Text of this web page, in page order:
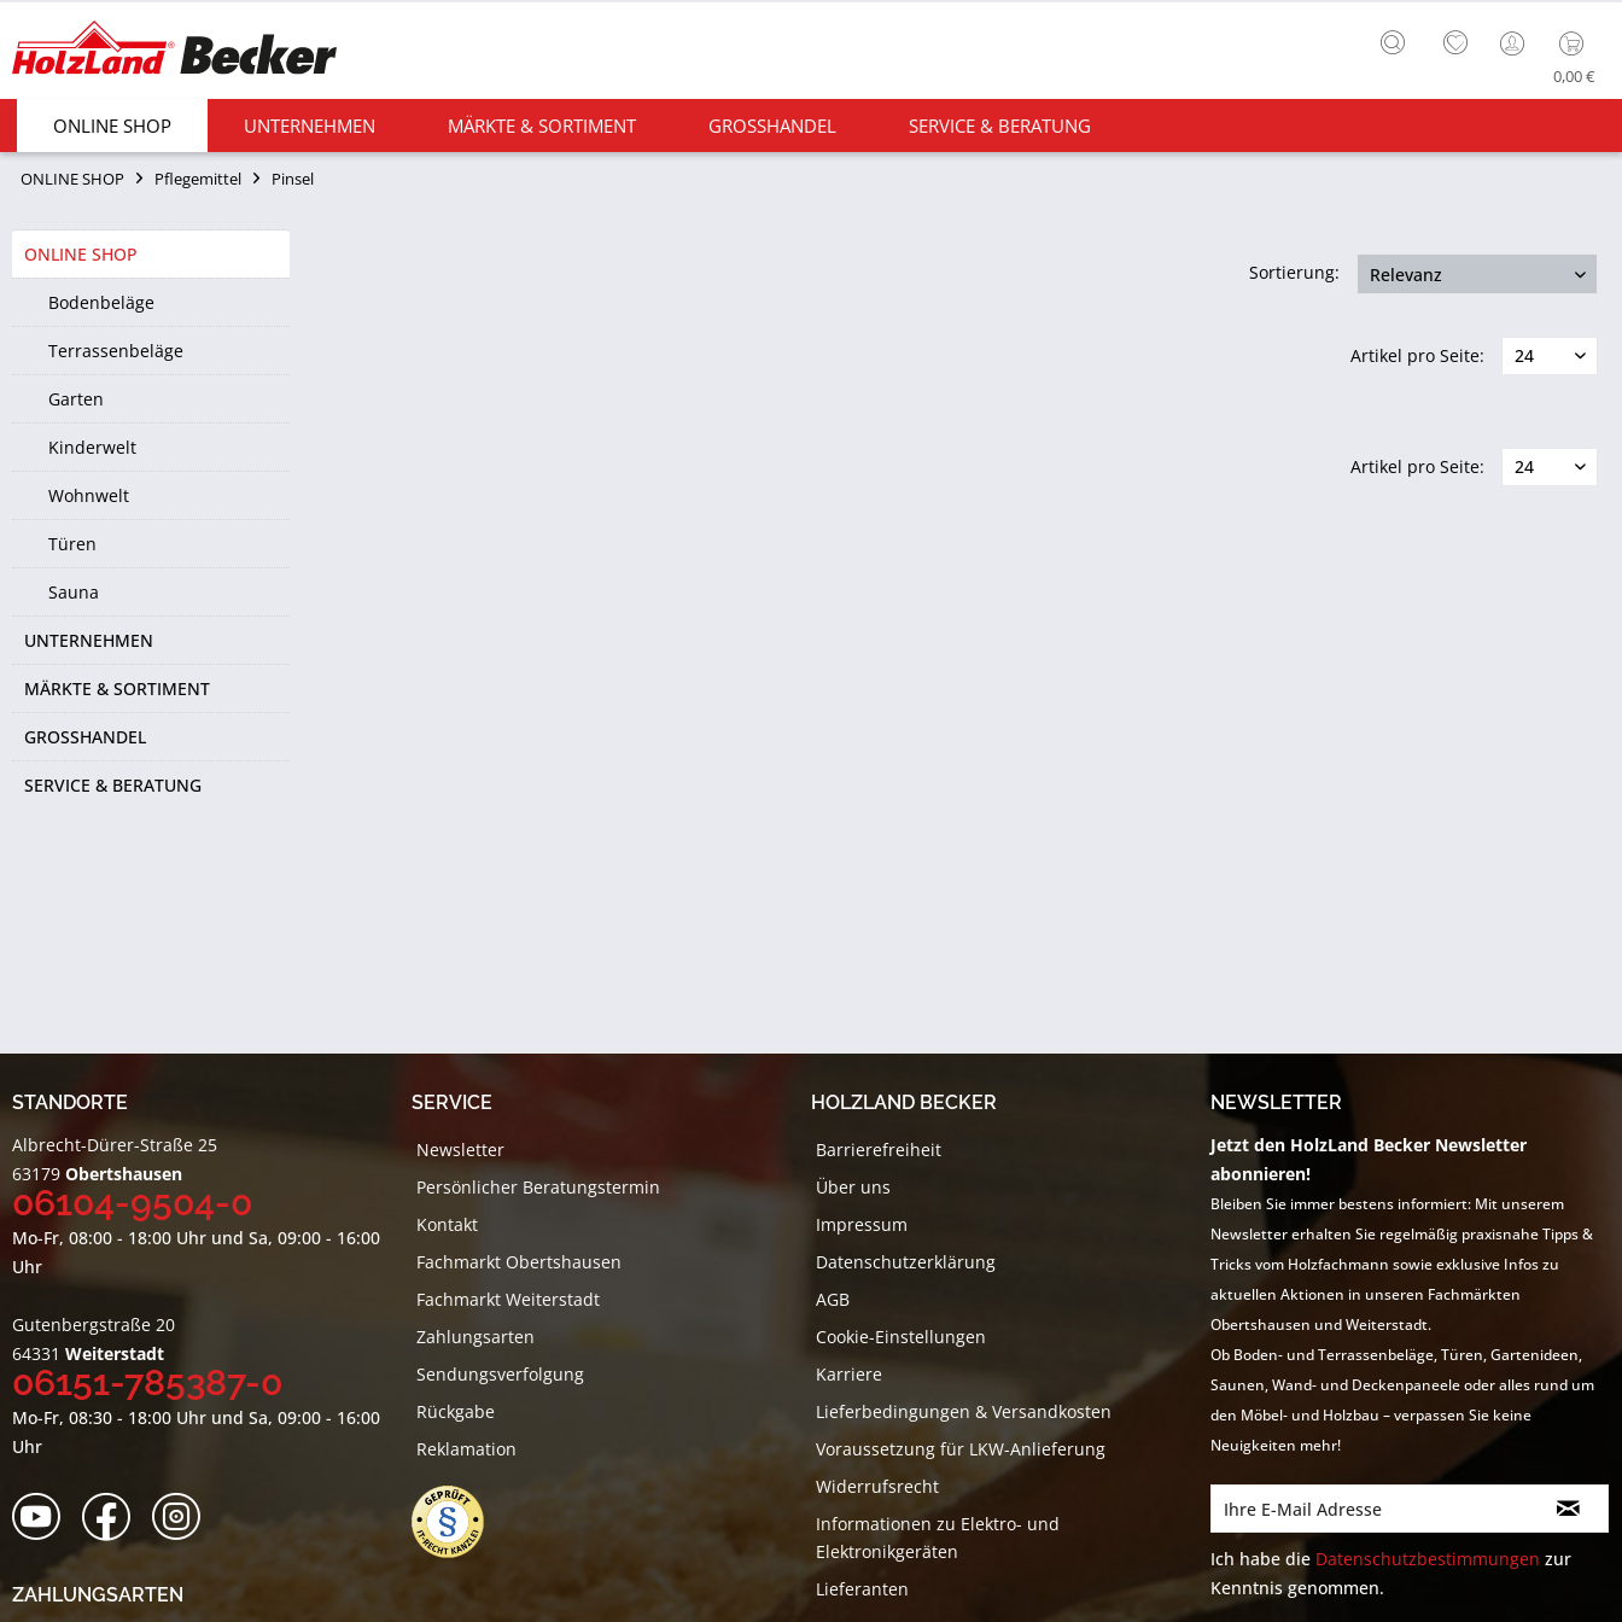
0,00 €
ONLINE SHOP UNTERNEHMEN MÄRKTE & SORTIMENT GROSSHANDEL SERVICE & BERATUNG
ONLINE SHOP Pflegemittel Pinsel
ONLINE SHOP
Bodenbeläge
Terrassenbeläge
Garten
Kinderwelt
Wohnwelt
Türen
Sauna
UNTERNEHMEN
MÄRKTE & SORTIMENT
GROSSHANDEL
SERVICE & BERATUNG
Sortierung:
Artikel pro Seite:
Artikel pro Seite:
STANDORTE
Albrecht-Dürer-Straße 25
63179 Obertshausen
06104-9504-0
Mo-Fr, 08:00 - 18:00 Uhr und Sa, 09:00 - 16:00
Uhr
Gutenbergstraße 20
64331 Weiterstadt
06151-785387-0
Mo-Fr, 08:30 - 18:00 Uhr und Sa, 09:00 - 16:00
Uhr
ZAHLUNGSARTEN
SERVICE
Newsletter
Persönlicher Beratungstermin
Kontakt
Fachmarkt Obertshausen
Fachmarkt Weiterstadt
Zahlungsarten
Sendungsverfolgung
Rückgabe
Reklamation
HOLZLAND BECKER
Barrierefreiheit
Über uns
Impressum
Datenschutzerklärung
AGB
Cookie-Einstellungen
Karriere
Lieferbedingungen & Versandkosten
Voraussetzung für LKW-Anlieferung
Widerrufsrecht
Informationen zu Elektro- und
Elektronikgeräten
Lieferanten
NEWSLETTER
Jetzt den HolzLand Becker Newsletter
abonnieren!
Bleiben Sie immer bestens informiert: Mit unserem
Newsletter erhalten Sie regelmäßig praxisnahe Tipps &
Tricks vom Holzfachmann sowie exklusive Infos zu
aktuellen Aktionen in unseren Fachmärkten
Obertshausen und Weiterstadt.
Ob Boden- und Terrassenbeläge, Türen, Gartenideen,
Saunen, Wand- und Deckenpaneele oder alles rund um
den Möbel- und Holzbau – verpassen Sie keine
Neuigkeiten mehr!
Ich habe die Datenschutzbestimmungen zur
Kenntnis genommen.